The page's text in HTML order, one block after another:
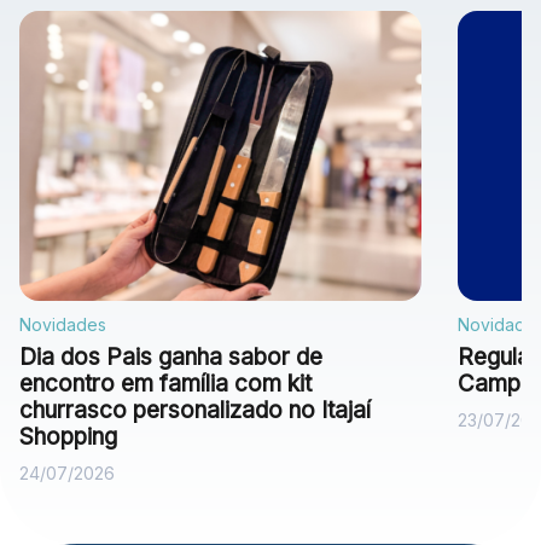
Novidades
Dia dos Pais ganha sabor de
encontro em família com kit
churrasco personalizado no Itajaí
Shopping
24/07/2026
23/07/